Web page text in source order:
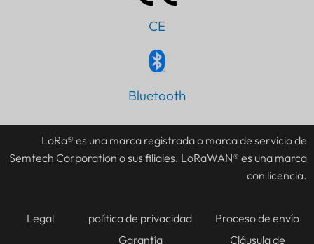
CE
Bluetooth
LoRa® es una marca registrada o marca de servicio de
Semtech Corporation o sus filiales. LoRaWAN® es una marca
con licencia.
Legal
política de privacidad
Garantía
Proceso de envío
Cláusula de
DE
JA